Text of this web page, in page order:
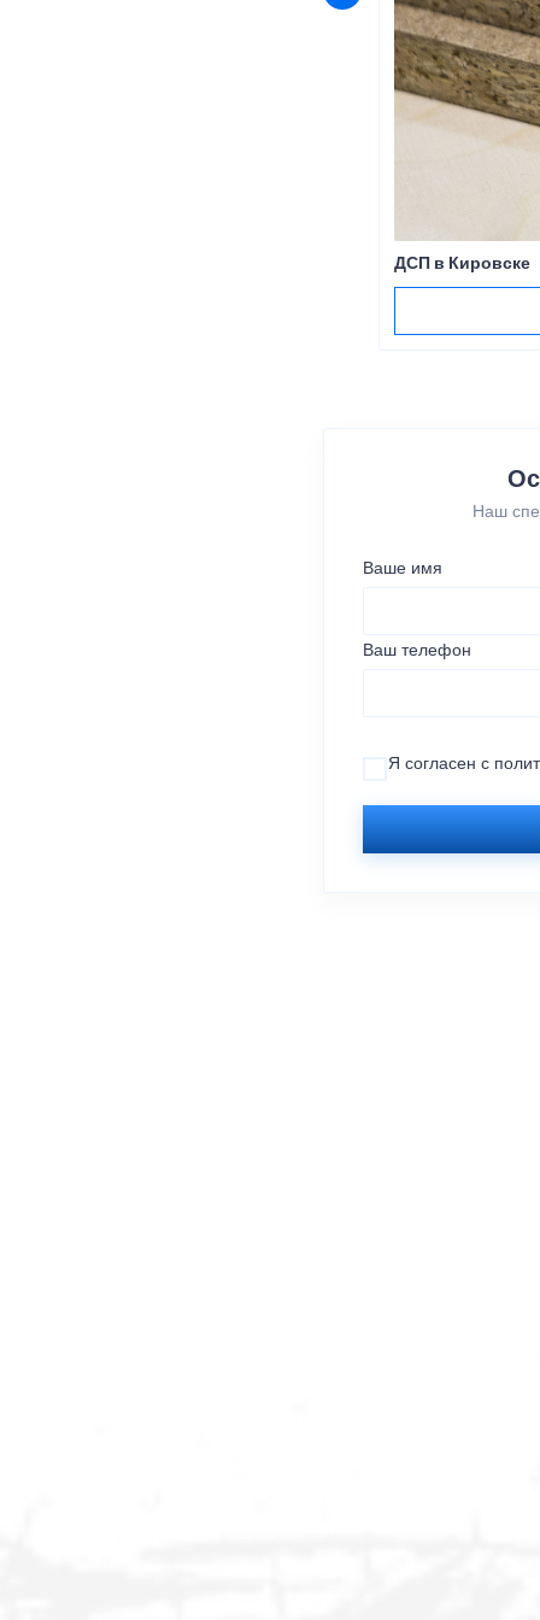
ДСП в Кировске
Наш
Ваше имя
Ваш телефон
Я согласен с